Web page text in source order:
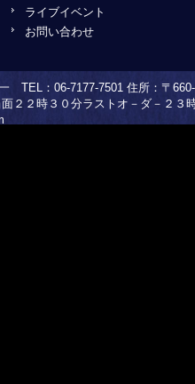
ライブイベント
お問い合わせ
TEL：06-7177-7501 住所：〒
２２時３０分ラストオ－ダ－２